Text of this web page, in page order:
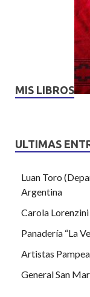
MIS LIBROS
ULTIMAS
Luan Toro
Argentina
Carola Lorenzini
Panadería “La
Artistas
General San